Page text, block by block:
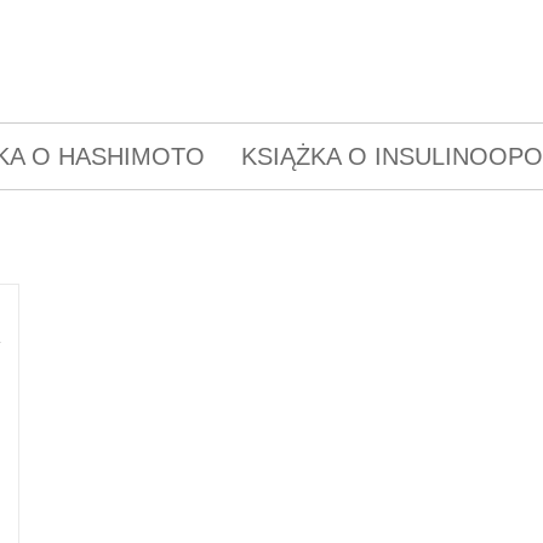
O HASHIMOTO KSIĄŻKA O